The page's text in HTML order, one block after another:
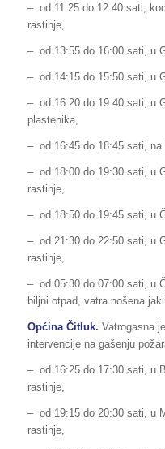
– od 11:25 do 12:40 sati,
rastinje,
– od 13:55 do 16:00 sati, u
– od 14:15 do 15:50 sati, u
– od 16:20 do 19:40 sati, u
plastenika,
– od 16:45 do 18:45 sati, na
– od 18:00 do 19:30 sati, u
rastinje,
– od 18:50 do 19:45 sati, u
– od 21:30 do 22:50 sati, u
rastinje,
– od 05:30 do 07:00 sati, u
biljni otpad, vatra nošena
Općina Čitluk. Vatrogasna
intervencije na gašenju
– od 16:25 do 17:30 sati, u
rastinje,
– od 19:15 do 20:30 sati, u
rastinje,